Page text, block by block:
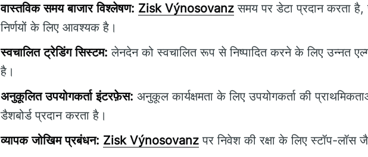
वास्तविक समय बाजार विश्लेषण: Zisk Výnosovanz समय पर डेटा प्रदान करता है,
निर्णयों के लिए आवश्यक है।
स्वचालित ट्रेडिंग सिस्टम: लेनदेन को स्वचालित रूप से निष्पादित करने के लिए उन्नत
है।
अनुकूलित उपयोगकर्ता इंटरफ़ेस: अनुकूल कार्यक्षमता के लिए उपयोगकर्ता की
डैशबोर्ड प्रदान करता है।
व्यापक जोखिम प्रबंधन: Zisk Výnosovanz पर निवेश की रक्षा के लिए स्टॉप-लॉस